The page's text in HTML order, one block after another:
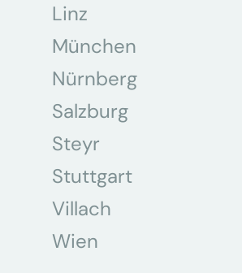
Linz
München
Nürnberg
Salzburg
Steyr
Stuttgart
Villach
Wien